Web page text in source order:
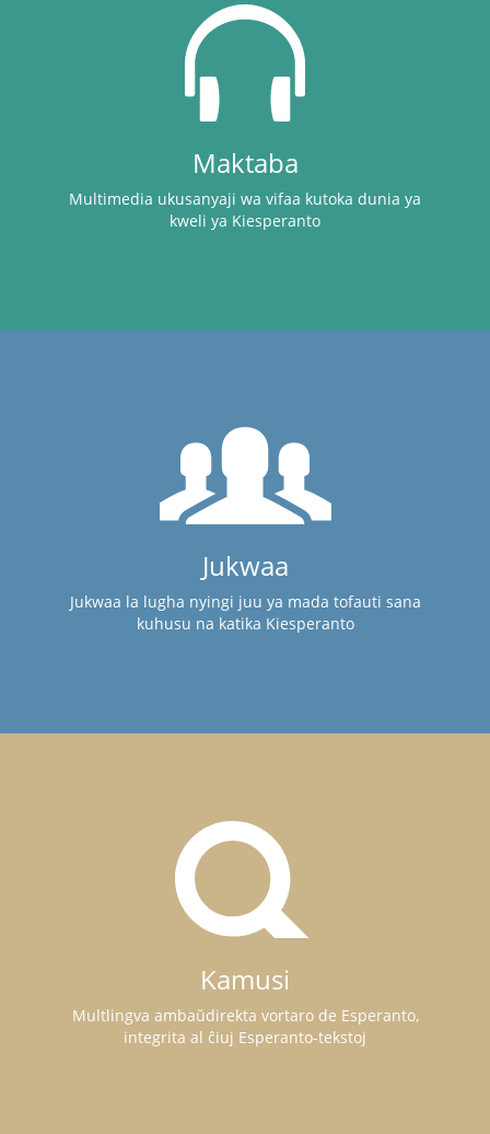
Maktaba
Multimedia ukusanyaji wa vifaa kutoka dunia ya
kweli ya Kiesperanto
Jukwaa
Jukwaa la lugha nyingi juu ya mada tofauti sana
kuhusu na katika Kiesperanto
Kamusi
Multlingva ambaŭdirekta vortaro de Esperanto,
integrita al ĉiuj Esperanto-tekstoj